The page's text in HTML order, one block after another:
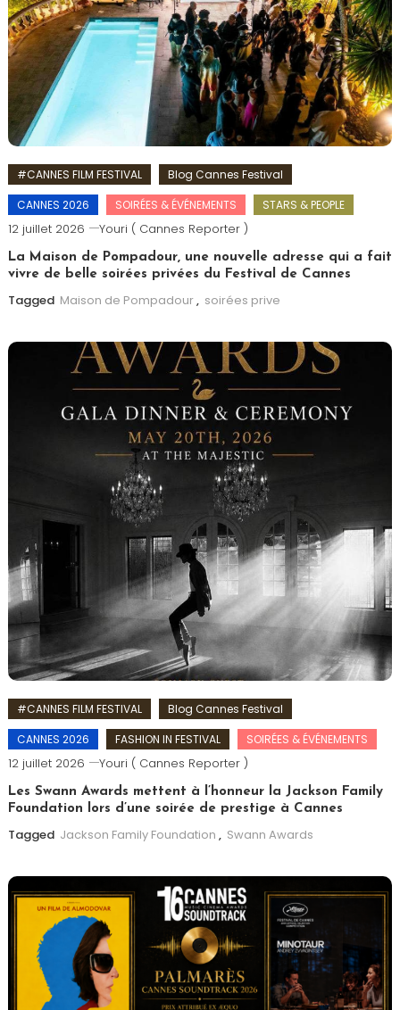
#CANNES FILM FESTIVAL
Blog Cannes Festival
CANNES 2026
SOIRÉES & ÉVÉNEMENTS STARS & PEOPLE
12 juillet 2026 Youri ( Cannes Reporter )
La Maison de Pompadour, une nouvelle adresse qui a fait
vivre de belle soirées privées du Festival de Cannes
Tagged Maison de Pompadour, soirées prive
#CANNES FILM FESTIVAL
Blog Cannes Festival
CANNES 2026
FASHION IN FESTIVAL SOIRÉES & ÉVÉNEMENTS
12 juillet 2026 Youri ( Cannes Reporter )
Les Swann Awards mettent à l’honneur la Jackson Family
Foundation lors d’une soirée de prestige à Cannes
Tagged Jackson Family Foundation , Swann Awards